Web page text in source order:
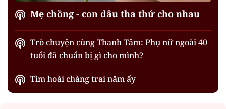
Mẹ chồng - con dâu tha thứ cho nhau
Trò chuyện cùng Thanh Tâm: Phụ nữ ngoài 40
tuổi đã chuẩn bị gì cho mình?
Tìm hoài chàng trai năm ấy